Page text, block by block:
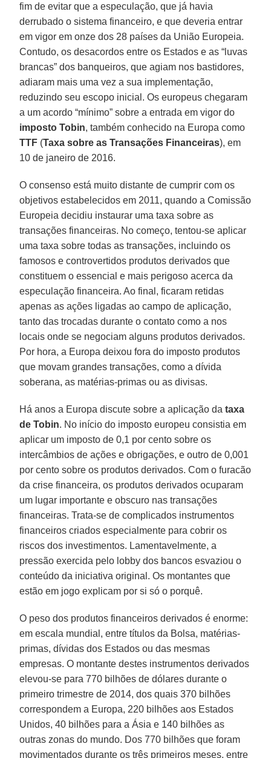
fim de evitar que a especulação, que já havia
derrubado o sistema financeiro, e que deveria entrar
em vigor em onze dos 28 países da União Europeia.
Contudo, os desacordos entre os Estados e as “luvas
brancas” dos banqueiros, que agiam nos bastidores,
adiaram mais uma vez a sua implementação,
reduzindo seu escopo inicial. Os europeus chegaram
a um acordo “mínimo” sobre a entrada em vigor do
imposto Tobin, também conhecido na Europa como
TTF (Taxa sobre as Transações Financeiras), em
10 de janeiro de 2016.
O consenso está muito distante de cumprir com os
objetivos estabelecidos em 2011, quando a Comissão
Europeia decidiu instaurar uma taxa sobre as
transações financeiras. No começo, tentou-se aplicar
uma taxa sobre todas as transações, incluindo os
famosos e controvertidos produtos derivados que
constituem o essencial e mais perigoso acerca da
especulação financeira. Ao final, ficaram retidas
apenas as ações ligadas ao campo de aplicação,
tanto das trocadas durante o contato como a nos
locais onde se negociam alguns produtos derivados.
Por hora, a Europa deixou fora do imposto produtos
que movam grandes transações, como a dívida
soberana, as matérias-primas ou as divisas.
Há anos a Europa discute sobre a aplicação dataxa
de Tobin. No início do imposto europeu consistia em
aplicar um imposto de 0,1 por cento sobre os
intercâmbios de ações e obrigações, e outro de 0,001
por cento sobre os produtos derivados. Com o furacão
da crise financeira, os produtos derivados ocuparam
um lugar importante e obscuro nas transações
financeiras. Trata-se de complicados instrumentos
financeiros criados especialmente para cobrir os
riscos dos investimentos. Lamentavelmente, a
pressão exercida pelo lobby dos bancos esvaziou o
conteúdo da iniciativa original. Os montantes que
estão em jogo explicam por si só o porquê.
O peso dos produtos financeiros derivados é enorme:
em escala mundial, entre títulos da Bolsa, matérias-
primas, dívidas dos Estados ou das mesmas
empresas. O montante destes instrumentos derivados
elevou-se para 770 bilhões de dólares durante o
primeiro trimestre de 2014, dos quais 370 bilhões
correspondem a Europa, 220 bilhões aos Estados
Unidos, 40 bilhões para a Ásia e 140 bilhões as
outras zonas do mundo. Dos 770 bilhões que foram
movimentados durante os três primeiros meses, entre